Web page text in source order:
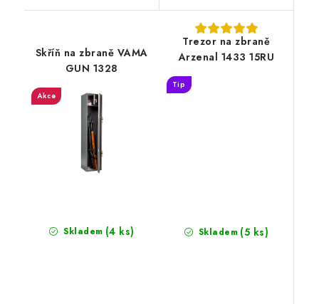
Skříň na zbraně VAMA
GUN 1328
Akce
Skladem (4 ks)
Trezor na zbraně
Arzenal 1433 15RU
Tip
Skladem (5 ks)